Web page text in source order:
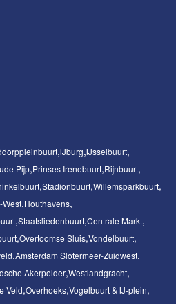
IJburg IJsselbuurt
Pijp Prinses Irenebuurt Rijnbuurt
Stadionbuurt Willemsparkbuurt
West Houthavens
Staatsliedenbuurt Centrale Markt
Overtoomse Sluis Vondelbuurt
Amsterdam Slotermeer-Zuidwest
Akerpolder Westlandgracht
Veld Overhoeks Vogelbuurt & IJ-plein